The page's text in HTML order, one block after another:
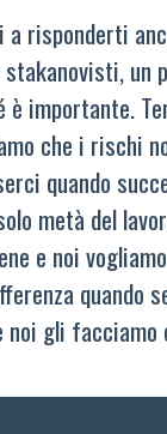
a risponderti
stakanovisti, un
è importante.
che i rischi
quando
metà del
e noi
quando
noi gli facciamo